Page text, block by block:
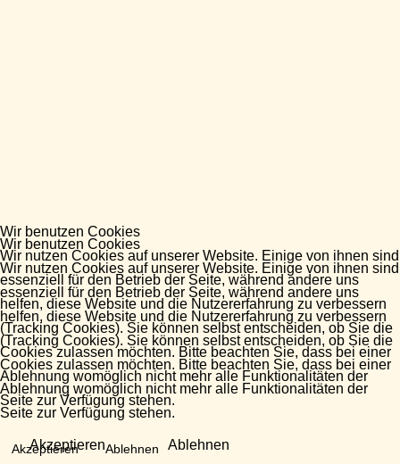
Wir benutzen Cookies
Wir nutzen Cookies auf unserer Website. Einige von ihnen sind
essenziell für den Betrieb der Seite, während andere uns
helfen, diese Website und die Nutzererfahrung zu verbessern
(Tracking Cookies). Sie können selbst entscheiden, ob Sie die
Cookies zulassen möchten. Bitte beachten Sie, dass bei einer
Ablehnung womöglich nicht mehr alle Funktionalitäten der
Seite zur Verfügung stehen.
Akzeptieren Ablehnen
Wir benutzen Cookies
Wir nutzen Cookies auf unserer Website. Einige von ihnen sind
essenziell für den Betrieb der Seite, während andere uns
helfen, diese Website und die Nutzererfahrung zu verbessern
(Tracking Cookies). Sie können selbst entscheiden, ob Sie die
Cookies zulassen möchten. Bitte beachten Sie, dass bei einer
Ablehnung womöglich nicht mehr alle Funktionalitäten der
Seite zur Verfügung stehen.
Akzeptieren Ablehnen